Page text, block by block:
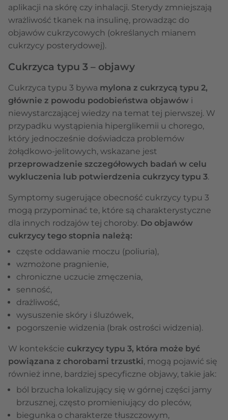
aplikacji na skórę czy inhalacji. Sterydy zmniejszają
wrażliwość tkanek na insulinę, prowadząc do
objawów cukrzycowych (określanych mianem
cukrzycy posterydowej).
Cukrzyca typu 3 – objawy
Cukrzyca typu 3 bywa mylona z cukrzycą typu 2,
głównie z powodu podobieństwa objawów i
niewystarczającej wiedzy na temat tej pierwszej. W
przypadku wystąpienia hiperglikemii u chorego,
który jednocześnie doświadcza problemów
żołądkowo-jelitowych, wskazane jest
przeprowadzenie szczegółowych badań w celu
wykluczenia lub potwierdzenia cukrzycy typu 3.
Symptomy sugerujące obecność cukrzycy typu 3
mogą przypominać te, które są charakterystyczne
dla innych rodzajów tej choroby. Do objawów
cukrzycy tego stopnia należą:
częste oddawanie moczu (poliuria),
wzmożone pragnienie,
chroniczne uczucie zmęczenia,
senność,
drażliwość,
wysuszenie skóry i śluzówek,
pogorszenie widzenia (brak ostrości widzenia).
W kontekście cukrzycy typu 3, która może być
powiązana z chorobami trzustki, mogą pojawić się
również inne, bardziej specyficzne objawy, takie jak:
ból brzucha lokalizujący się w górnej części jamy
brzusznej, często promieniujący do pleców,
biegunka o charakterze tłuszczowym,